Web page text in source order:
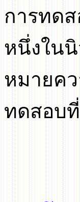
การทด
หนึ่งใน
หมายค
ทดสอบ